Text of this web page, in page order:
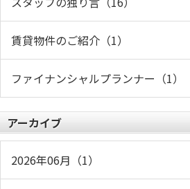
賃貸物件のご紹介（1）
ファイナンシャルプランナー（1）
アーカイブ
2026年06月（1）